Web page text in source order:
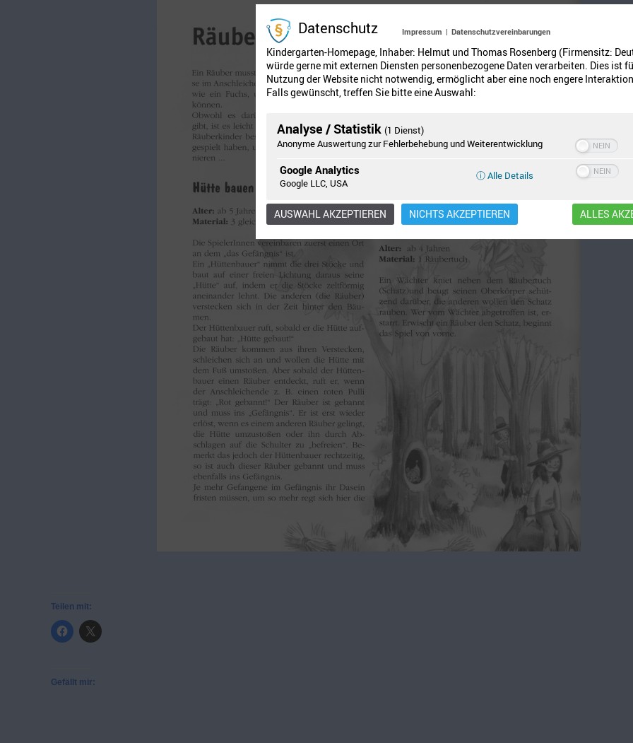
Teilen mit:
Gefällt mir:
Datenschutz Impressum | Datenschutzvereinbarungen
Kindergarten-Homepage, Inhaber: Helmut und Thomas Rosenberg (Firmensitz:
würde gerne mit externen Diensten personenbezogene Daten verarbeiten. Dies ist
Nutzung der Website nicht notwendig, ermöglicht aber eine noch engere
Falls gewünscht, treffen Sie bitte eine Auswahl:
Analyse / Statistik (1 Dienst)
Anonyme Auswertung zur Fehlerbehebung und Weiterentwicklung
Google Analytics
Google LLC, USA
ⓘ Alle Details
AUSWAHL AKZEPTIEREN NICHTS AKZEPTIEREN ALLES